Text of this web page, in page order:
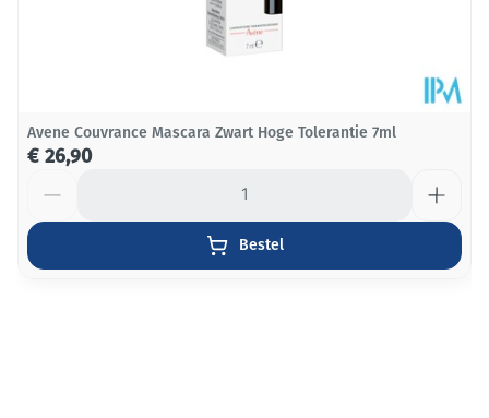
Avene Couvrance Mascara Zwart Hoge Tolerantie 7ml
€ 26,90
Bestel